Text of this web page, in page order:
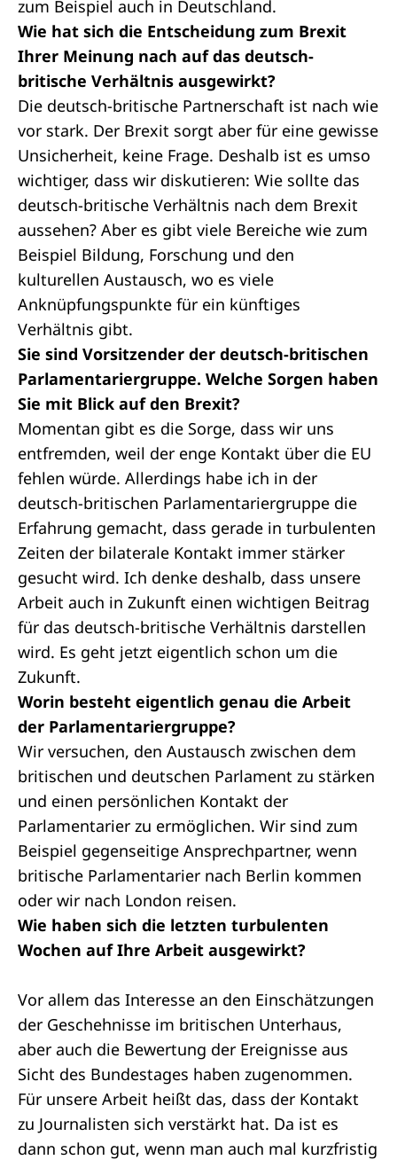
zum Beispiel auch in Deutschland.
Wie hat sich die Entscheidung zum Brexit
Ihrer Meinung nach auf das deutsch-
britische Verhältnis ausgewirkt?
Die deutsch-britische Partnerschaft ist nach wie
vor stark. Der Brexit sorgt aber für eine gewisse
Unsicherheit, keine Frage. Deshalb ist es umso
wichtiger, dass wir diskutieren: Wie sollte das
deutsch-britische Verhältnis nach dem Brexit
aussehen? Aber es gibt viele Bereiche wie zum
Beispiel Bildung, Forschung und den
kulturellen Austausch, wo es viele
Anknüpfungspunkte für ein künftiges
Verhältnis gibt.
Sie sind Vorsitzender der deutsch-britischen
Parlamentariergruppe. Welche Sorgen haben
Sie mit Blick auf den Brexit?
Momentan gibt es die Sorge, dass wir uns
entfremden, weil der enge Kontakt über die EU
fehlen würde. Allerdings habe ich in der
deutsch-britischen Parlamentariergruppe die
Erfahrung gemacht, dass gerade in turbulenten
Zeiten der bilaterale Kontakt immer stärker
gesucht wird. Ich denke deshalb, dass unsere
Arbeit auch in Zukunft einen wichtigen Beitrag
für das deutsch-britische Verhältnis darstellen
wird. Es geht jetzt eigentlich schon um die
Zukunft.
Worin besteht eigentlich genau die Arbeit
der Parlamentariergruppe?
Wir versuchen, den Austausch zwischen dem
britischen und deutschen Parlament zu stärken
und einen persönlichen Kontakt der
Parlamentarier zu ermöglichen. Wir sind zum
Beispiel gegenseitige Ansprechpartner, wenn
britische Parlamentarier nach Berlin kommen
oder wir nach London reisen.
Wie haben sich die letzten turbulenten
Wochen auf Ihre Arbeit ausgewirkt?
Vor allem das Interesse an den Einschätzungen
der Geschehnisse im britischen Unterhaus,
aber auch die Bewertung der Ereignisse aus
Sicht des Bundestages haben zugenommen.
Für unsere Arbeit heißt das, dass der Kontakt
zu Journalisten sich verstärkt hat. Da ist es
dann schon gut, wenn man auch mal kurzfristig